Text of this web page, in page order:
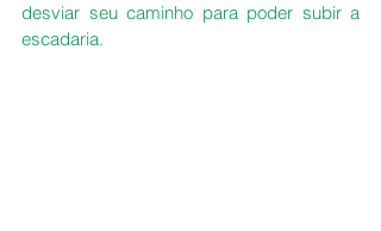
desviar seu caminho para poder subir a
escadaria.